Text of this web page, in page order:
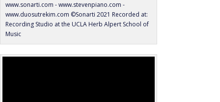
www.sonarti.com - www.stevenpiano.com -
www.duosutrekim.com ©Sonarti 2021 Recorded at:
Recording Studio at the UCLA Herb Alpert School of
Music